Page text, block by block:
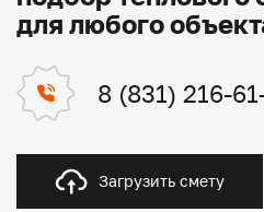
для любого
8 (831) 216-
Загрузить смету